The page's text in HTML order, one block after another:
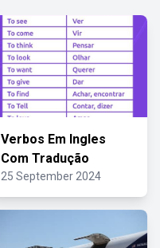
Verbos Em Ingles
Com Tradução
25 September 2024